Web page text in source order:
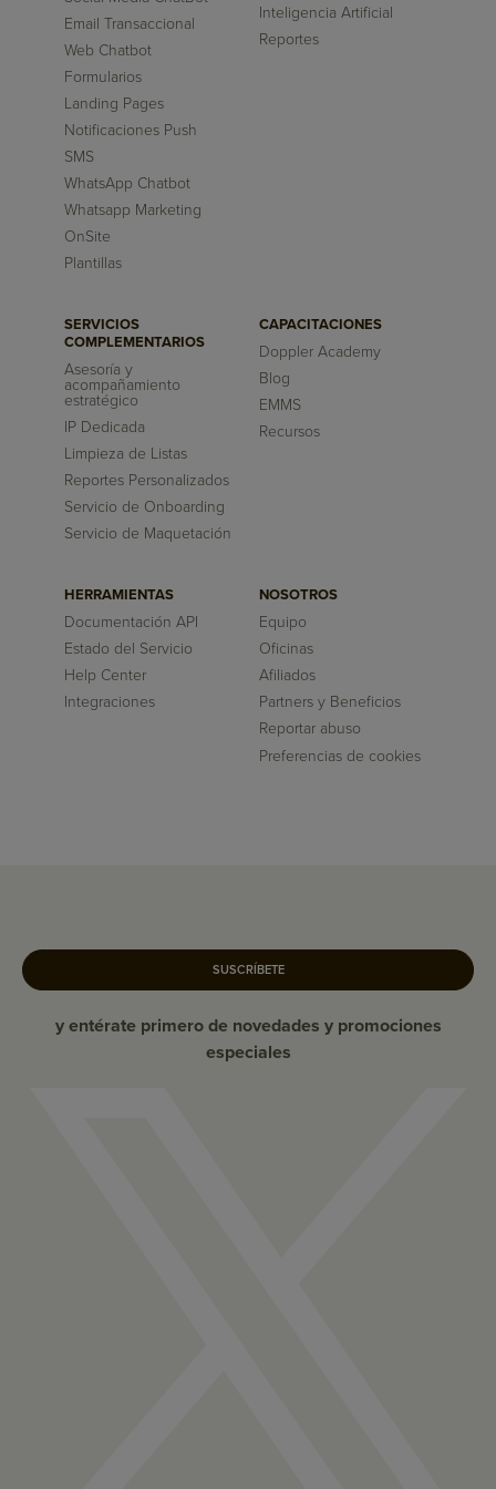
Email Transaccional
Web Chatbot
Formularios
Landing Pages
Notificaciones Push
SMS
WhatsApp Chatbot
Whatsapp Marketing
OnSite
Plantillas
Inteligencia Artificial
Reportes
SERVICIOS
COMPLEMENTARIOS
Asesoría y
acompañamiento
estratégico
IP Dedicada
Limpieza de Listas
Reportes Personalizados
Servicio de Onboarding
Servicio de Maquetación
CAPACITACIONES
Doppler Academy
Blog
EMMS
Recursos
HERRAMIENTAS
Documentación API
Estado del Servicio
Help Center
Integraciones
NOSOTROS
Equipo
Oficinas
Afiliados
Partners y Beneficios
Reportar abuso
Preferencias de cookies
SUSCRÍBETE
y entérate primero de novedades y promociones
especiales